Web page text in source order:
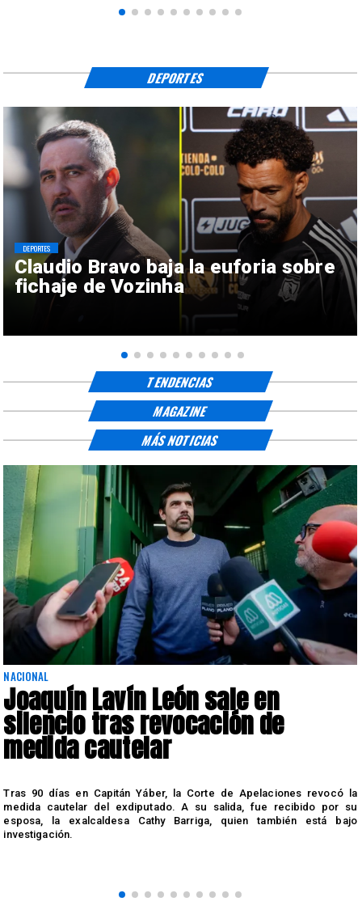
Claudio Bravo baja la euforia sobre
fichaje de Vozinha
DEPORTES
DEPORTES
TENDENCIAS
MAGAZINE
NACIONAL
Joaquín Lavín León sale en
silencio tras revocación de
medida cautelar
Tras 90 días en Capitán Yáber, la Corte de Apelaciones revocó la
medida cautelar del exdiputado. A su salida, fue recibido por su
esposa, la exalcaldesa Cathy Barriga, quien también está bajo
investigación.
MÁS NOTICIAS